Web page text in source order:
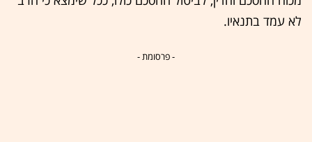
לא עמד בתנאיו.
- פרסומת -